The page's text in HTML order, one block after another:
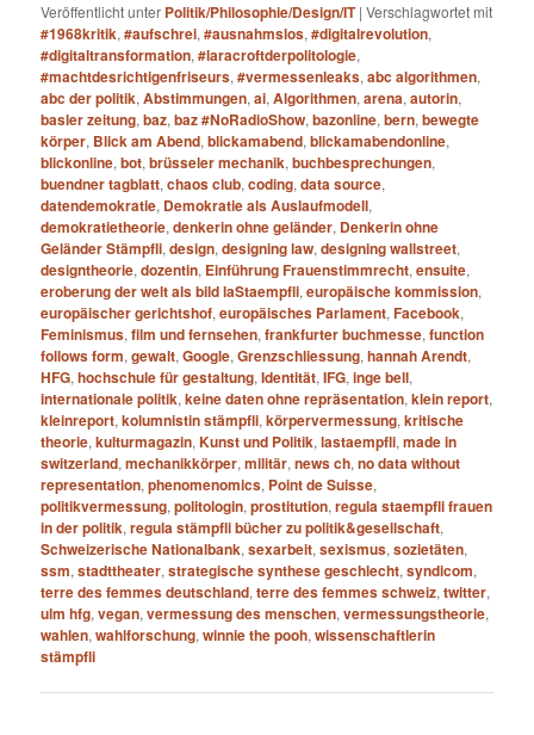
Veröffentlicht unter Politik/Philosophie/Design/IT |Verschlagwortet mit
#1968kritik,#aufschrei,#ausnahmslos,#digitalrevolution,
#digitaltransformation,#laracroftderpolitologie,
#machtdesrichtigenfriseurs,#vermessenleaks,abc algorithmen,
abc der politik,Abstimmungen,ai,Algorithmen,arena,autorin,
basler zeitung,baz,baz #NoRadioShow,bazonline,bern,bewegte
körper, Blick am Abend,blickamabend,blickamabendonline,
blickonline,bot,brüsseler mechanik,buchbesprechungen,
buendner tagblatt,chaos club,coding,data source,
datendemokratie, Demokratie als Auslaufmodell,
demokratietheorie,denkerin ohne geländer, Denkerin ohne
Geländer Stämpfli,design,designing law,designing wallstreet,
designtheorie,dozentin, Einführung Frauenstimmrecht,ensuite,
eroberung der welt als bild laStaempfli,europäische kommission,
europäischer gerichtshof,europäisches Parlament,Facebook,
Feminismus,film und fernsehen,frankfurter buchmesse,function
follows form,gewalt,Google,Grenzschliessung,hannah Arendt,
HFG,hochschule für gestaltung,Identität,IFG,inge bell,
internationale politik,keine daten ohne repräsentation,klein report,
kleinreport,kolumnistin stämpfli,körpervermessung,kritische
theorie,kulturmagazin,Kunst und Politik,lastaempfli,made in
switzerland,mechanikkörper,militär,news ch,no data without
representation,phenomenomics, Point de Suisse,
politikvermessung,politologin,prostitution,regula staempfli frauen
in der politik,regula stämpfli bücher zu politik&gesellschaft,
Schweizerische Nationalbank,sexarbeit,sexismus,sozietäten,
ssm,stadttheater,strategische synthese geschlecht,syndicom,
terre des femmes deutschland,terre des femmes schweiz,twitter,
ulm hfg,vegan,vermessung des menschen,vermessungstheorie,
wahlen,wahlforschung,winnie the pooh,wissenschaftlerin
stämpfli